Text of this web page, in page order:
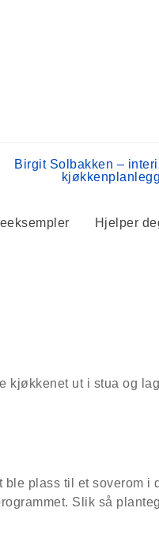
Hjelper
kjøkkenet ut i stua og
plass til et soverom i
Slik så